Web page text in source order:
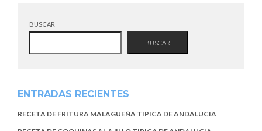
BUSCAR
BUSCAR
ENTRADAS RECIENTES
RECETA DE FRITURA MALAGUEÑA TIPICA DE ANDALUCIA